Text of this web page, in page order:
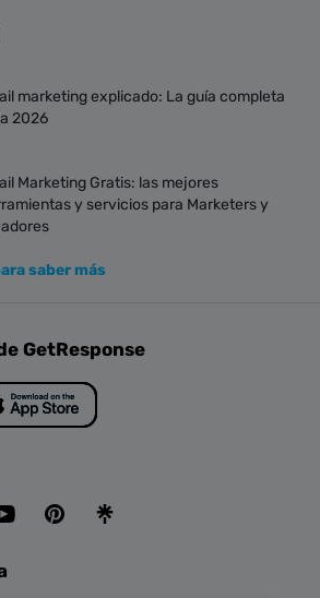
marketing explicado: La guía completa
2026
Marketing Gratis: las mejores
y servicios para Marketers y
saber más
GetResponse